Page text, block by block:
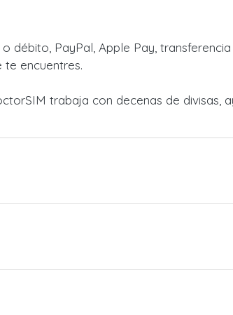
débito, PayPal, Apple Pay, transferencia
encuentres.
trabaja con decenas de divisas,